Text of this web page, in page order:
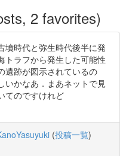
2 favorites)
墳時代と弥生時代後半に発
トラフから発生した可能性
遺跡が図示されているの
いかなあ．まあネットで見
てのですけれど
(投稿一覧)